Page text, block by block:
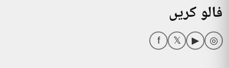
فالو کریں
◎
▶
𝕏
f